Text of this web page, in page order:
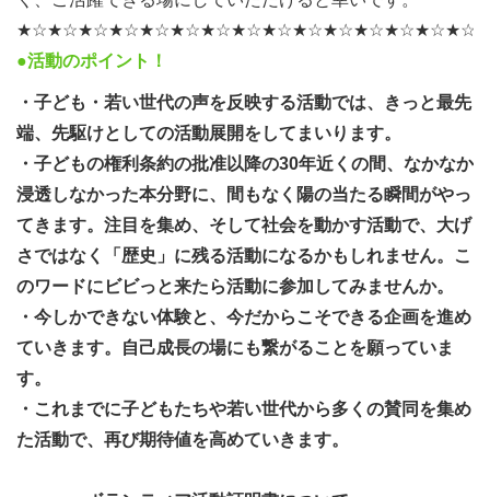
●活動のポイント！
・子ども・若い世代の声を反映する活動では、きっと最先
端、先駆けとしての活動展開をしてまいります。
・子どもの権利条約の批准以降の30年近くの間、なかなか
浸透しなかった本分野に、間もなく陽の当たる瞬間がやっ
てきます。注目を集め、そして社会を動かす活動で、大げ
さではなく「歴史」に残る活動になるかもしれません。こ
のワードにビビっと来たら活動に参加してみませんか。
・今しかできない体験と、今だからこそできる企画を進め
ていきます。自己成長の場にも繋がることを願っていま
す。
・これまでに子どもたちや若い世代から多くの賛同を集め
た活動で、再び期待値を高めていきます。